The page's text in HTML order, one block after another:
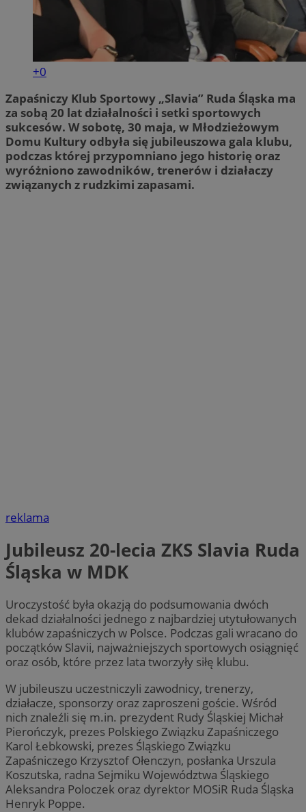
+0
Zapaśniczy Klub Sportowy „Slavia” Ruda Śląska ma
za sobą 20 lat działalności i setki sportowych
sukcesów. W sobotę, 30 maja, w Młodzieżowym
Domu Kultury odbyła się jubileuszowa gala klubu,
podczas której przypomniano jego historię oraz
wyróżniono zawodników, trenerów i działaczy
związanych z rudzkimi zapasami.
reklama
Jubileusz 20-lecia ZKS Slavia Ruda
Śląska w MDK
Uroczystość była okazją do podsumowania dwóch
dekad działalności jednego z najbardziej utytułowanych
klubów zapaśniczych w Polsce. Podczas gali wracano do
początków Slavii, najważniejszych sportowych osiągnięć
oraz osób, które przez lata tworzyły siłę klubu.
W jubileuszu uczestniczyli zawodnicy, trenerzy,
działacze, sponsorzy oraz zaproszeni goście. Wśród
nich znaleźli się m.in. prezydent Rudy Śląskiej Michał
Pierończyk, prezes Polskiego Związku Zapaśniczego
Karol Łebkowski, prezes Śląskiego Związku
Zapaśniczego Krzysztof Ołenczyn, posłanka Urszula
Koszutska, radna Sejmiku Województwa Śląskiego
Aleksandra Poloczek oraz dyrektor MOSiR Ruda Śląska
Henryk Poppe.